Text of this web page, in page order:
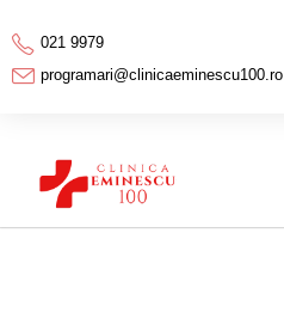
021 9979
programari@clinicaeminescu100.ro